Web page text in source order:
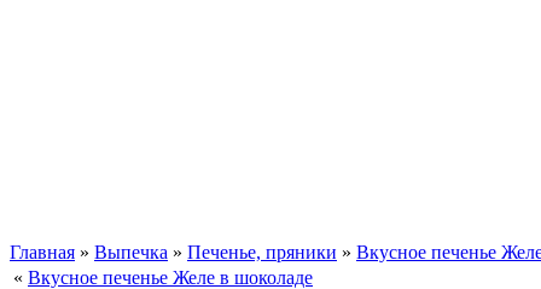
Главная » Выпечка » Печенье, пряники » Вкусное печенье
« Вкусное печенье Желе в шоколаде